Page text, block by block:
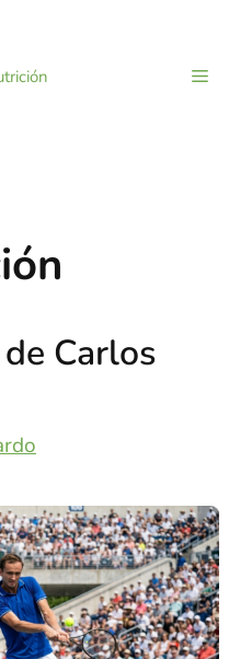
Carlos